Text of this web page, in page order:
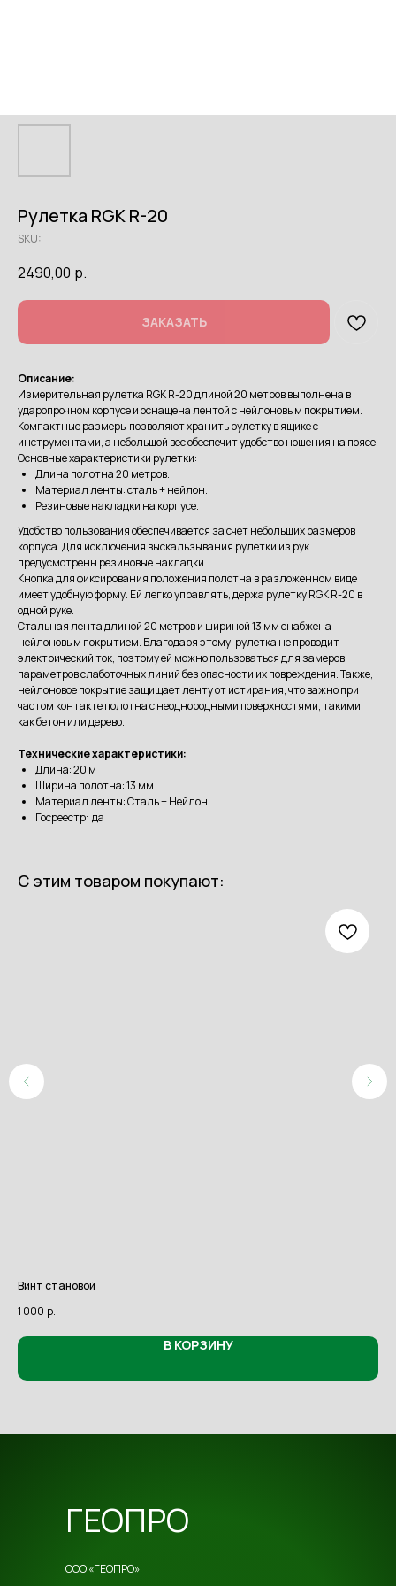
Рулетка RGK R-20
SKU:
2490,00 р.
ЗАКАЗАТЬ
Описание:
Измерительная рулетка RGK R-20 длиной 20 метров выполнена в
ударопрочном корпусе и оснащена лентой с нейлоновым покрытием.
Компактные размеры позволяют хранить рулетку в ящике с
инструментами, а небольшой вес обеспечит удобство ношения на поясе.
Основные характеристики рулетки:
Длина полотна 20 метров.
Материал ленты: сталь + нейлон.
Резиновые накладки на корпусе.
Удобство пользования обеспечивается за счет небольших размеров
корпуса. Для исключения выскальзывания рулетки из рук
предусмотрены резиновые накладки.
Кнопка для фиксирования положения полотна в разложенном виде
имеет удобную форму. Ей легко управлять, держа рулетку RGK R-20 в
одной руке.
Стальная лента длиной 20 метров и шириной 13 мм снабжена
нейлоновым покрытием. Благодаря этому, рулетка не проводит
электрический ток, поэтому ей можно пользоваться для замеров
параметров слаботочных линий без опасности их повреждения. Также,
нейлоновое покрытие защищает ленту от истирания, что важно при
частом контакте полотна с неоднородными поверхностями, такими
как бетон или дерево.
Технические характеристики:
Длина: 20 м
Ширина полотна: 13 мм
Материал ленты: Сталь + Нейлон
Госреестр: да
С этим товаром покупают:
Винт становой
1 000 р.
В КОРЗИНУ
ООО «ГЕОПРО»
ГЕОПРО